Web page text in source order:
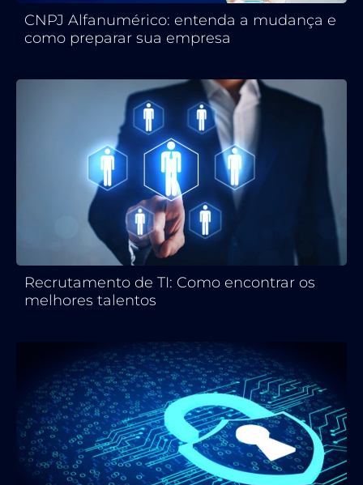
CNPJ Alfanumérico: entenda a mudança e
como preparar sua empresa
Recrutamento de TI: Como encontrar os
melhores talentos